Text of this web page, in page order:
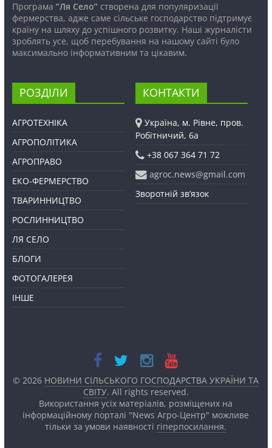
Програма “Ля Село”створена для популяризації
фермерства, адже саме сільське господарство підтримує
країну на шляху до успішного розвитку. Наші журналісти
зроблять усе, щоб перебування на нашому сайті було
максимально інформативним та цікавим.
РОЗДІЛИ
АГРОТЕХНІКА
АГРОПОЛІТИКА
АГРОПРАВО
ЕКО-ФЕРМЕРСТВО
ТВАРИННИЦТВО
РОСЛИННИЦТВО
ЛЯ СЕЛО
БЛОГИ
ФОТОГАЛЕРЕЯ
ІНШЕ
КОНТАКТИ
Україна, м. Рівне, пров.
Робітничий, 6а
+38 067 364 71 72
agroc.news@gmail.com
Зворотній зв’язок
© 2026 НОВИНИ СІЛЬСЬКОГО ГОСПОДАРСТВА УКРАЇНИ ТА
СВІТУ. All rights reserved.
Використання усіх матеріалів, розміщених на
інформаційному порталі "News Агро-Центр" можливе
тільки за умови наявності гіперпосилання.